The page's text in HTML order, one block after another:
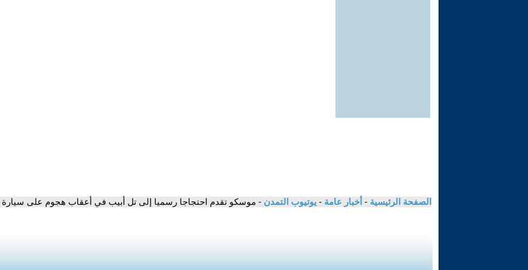
الصفحة الرئيسية - أخبار عامة - يوتيوب التمدن - موسكو تقدم احتجاجا رسميا إلى تل أبيب في أعقاب هجوم على